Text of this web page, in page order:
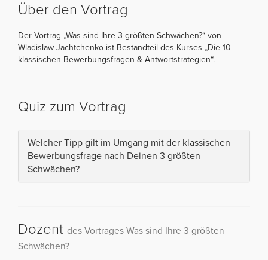
Über den Vortrag
Der Vortrag „Was sind Ihre 3 größten Schwächen?“ von
Wladislaw Jachtchenko ist Bestandteil des Kurses „Die 10
klassischen Bewerbungsfragen & Antwortstrategien“.
Quiz zum Vortrag
Welcher Tipp gilt im Umgang mit der klassischen
Bewerbungsfrage nach Deinen 3 größten
Schwächen?
Dozent des Vortrages Was sind Ihre 3 größten
Schwächen?